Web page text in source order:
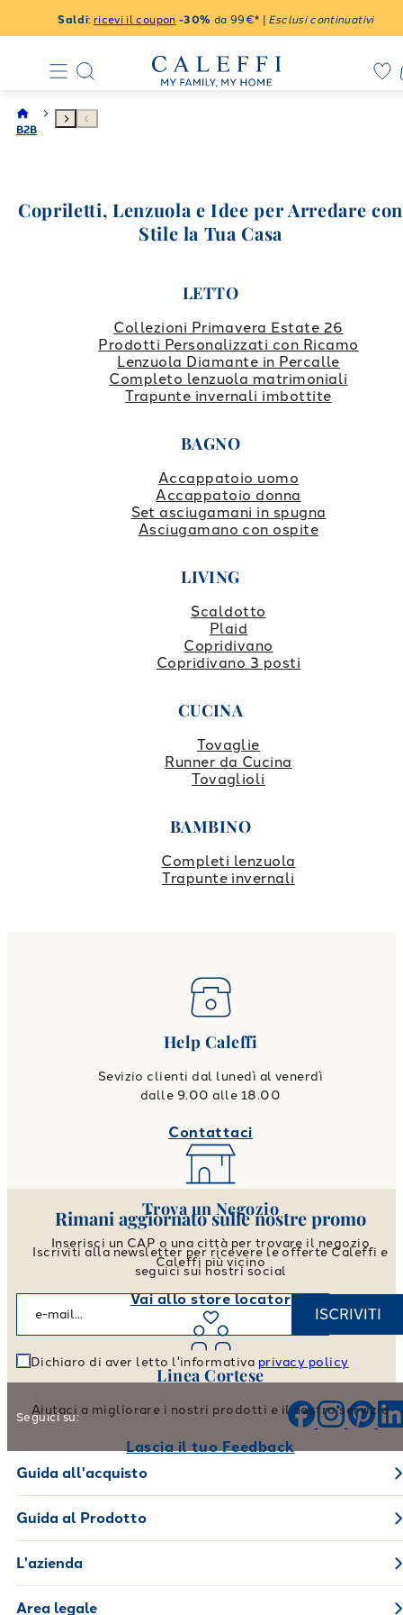
Saldi: ricevi il coupon -30% da 99€* | Esclusi continuativi
B2B
Copriletti, Lenzuola e Idee per Arredare con
Stile la Tua Casa
LETTO
Collezioni Primavera Estate 26
Prodotti Personalizzati con Ricamo
Lenzuola Diamante in Percalle
Completo lenzuola matrimoniali
Trapunte invernali imbottite
BAGNO
Accappatoio uomo
Accappatoio donna
Set asciugamani in spugna
Asciugamano con ospite
LIVING
Scaldotto
Plaid
Copridivano
Copridivano 3 posti
CUCINA
Tovaglie
Runner da Cucina
Tovaglioli
BAMBINO
Completi lenzuola
Trapunte invernali
Help Caleffi
Sevizio clienti dal lunedì al venerdì
dalle 9.00 alle 18.00
Contattaci
Trova un Negozio
Inserisci un CAP o una città per trovare il negozio
Caleffi più vicino
Vai allo store locator
Linea Cortese
Aiutaci a migliorare i nostri prodotti e il nostro servizio
Lascia il tuo Feedback
Rimani aggiornato sulle nostre promo
Iscriviti alla newsletter per ricevere le offerte Caleffi e
seguici sui nostri social
ISCRIVITI
Dichiaro di aver letto l'informativa privacy policy
Seguici su:
Guida all'acquisto
Guida al Prodotto
L'azienda
Area legale